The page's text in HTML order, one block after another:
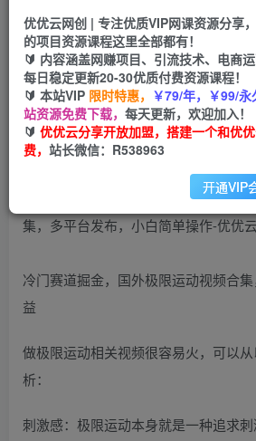
会员专属资源
会员免费
您暂无购
开通会员
冷门赛道掘金，国外极限运动视频合
益
做极限运动相关视频很容易火，可以
析：
刺激感：极限运动本身就是一种追求
优优云网创 | 专注优质VIP网课资源分享
的项目资源课程这里全部都有！
🔰 内容涵盖网赚项目、引流技术、电商
每日稳定更新20-30优质付费资源课程！
🔰 本站VIP 限时特惠， ￥79/年，￥99/永
站资源免费下载， 每天更新，欢迎加入！
🔰 优优云分享开放加盟，搭建一个和优
费， 站长微信：R538963
开通VIP